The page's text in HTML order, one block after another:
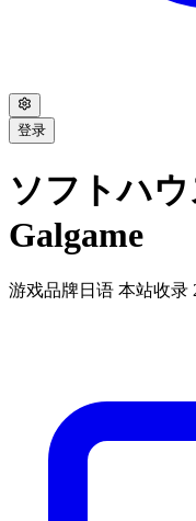
登录
ソフトハ
Galgame
游戏品牌日语 本站收录